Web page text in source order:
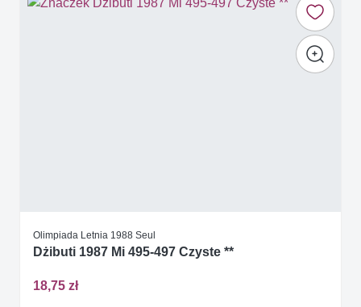
Olimpiada Letnia 1988 Seul
Dżibuti 1987 Mi 495-497 Czyste **
18,75 zł